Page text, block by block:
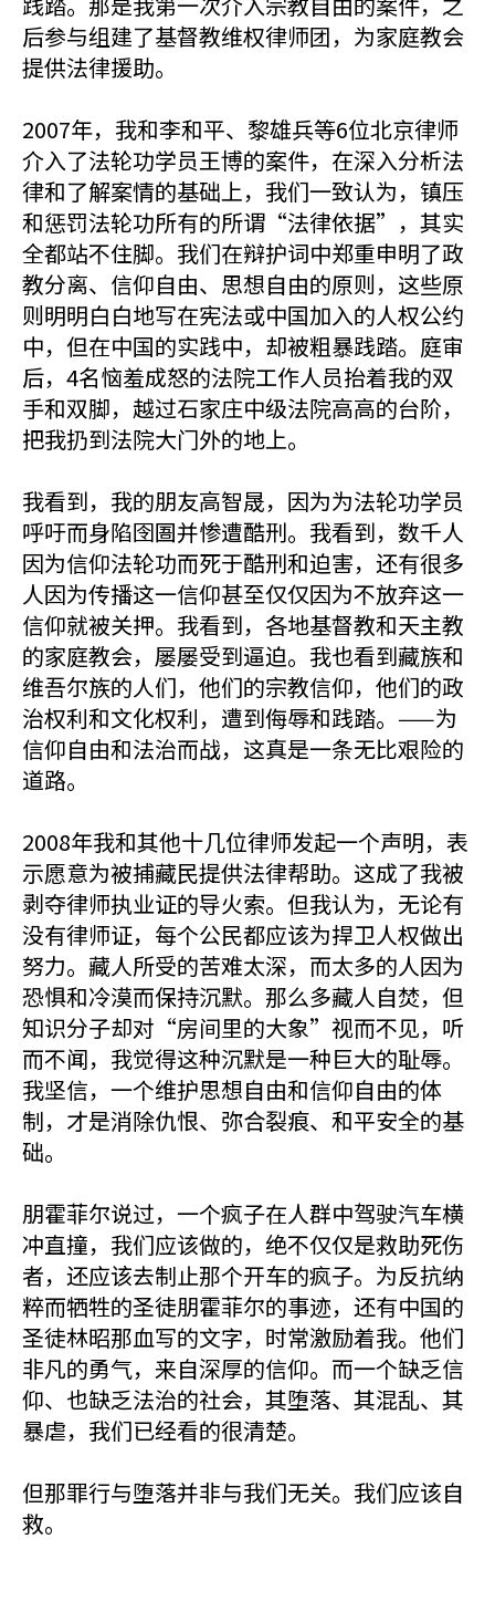
后参与组建了基督教维权律师团，为家庭教会
提供法律援助。
2007年，我和李和平、黎雄兵等6位北京律师
介入了法轮功学员王博的案件，在深入分析法
律和了解案情的基础上，我们一致认为，镇压
和惩罚法轮功所有的所谓“法律依据”，其实
全都站不住脚。我们在辩护词中郑重申明了政
教分离、信仰自由、思想自由的原则，这些原
则明明白白地写在宪法或中国加入的人权公约
中，但在中国的实践中，却被粗暴践踏。庭审
后，4名恼羞成怒的法院工作人员抬着我的双
手和双脚，越过石家庄中级法院高高的台阶，
把我扔到法院大门外的地上。
我看到，我的朋友高智晟，因为为法轮功学员
呼吁而身陷囹圄并惨遭酷刑。我看到，数千人
因为信仰法轮功而死于酷刑和迫害，还有很多
人因为传播这一信仰甚至仅仅因为不放弃这一
信仰就被关押。我看到，各地基督教和天主教
的家庭教会，屡屡受到逼迫。我也看到藏族和
维吾尔族的人们，他们的宗教信仰，他们的政
治权利和文化权利，遭到侮辱和践踏。——为
信仰自由和法治而战，这真是一条无比艰险的
道路。
2008年我和其他十几位律师发起一个声明，表
示愿意为被捕藏民提供法律帮助。这成了我被
剥夺律师执业证的导火索。但我认为，无论有
没有律师证，每个公民都应该为捍卫人权做出
努力。藏人所受的苦难太深，而太多的人因为
恐惧和冷漠而保持沉默。那么多藏人自焚，但
知识分子却对“房间里的大象”视而不见，听
而不闻，我觉得这种沉默是一种巨大的耻辱。
我坚信，一个维护思想自由和信仰自由的体
制，才是消除仇恨、弥合裂痕、和平安全的基
础。
朋霍菲尔说过，一个疯子在人群中驾驶汽车横
冲直撞，我们应该做的，绝不仅仅是救助死伤
者，还应该去制止那个开车的疯子。为反抗纳
粹而牺牲的圣徒朋霍菲尔的事迹，还有中国的
圣徒林昭那血写的文字，时常激励着我。他们
非凡的勇气，来自深厚的信仰。而一个缺乏信
仰、也缺乏法治的社会，其堕落、其混乱、其
暴虐，我们已经看的很清楚。
但那罪行与堕落并非与我们无关。我们应该自
救。